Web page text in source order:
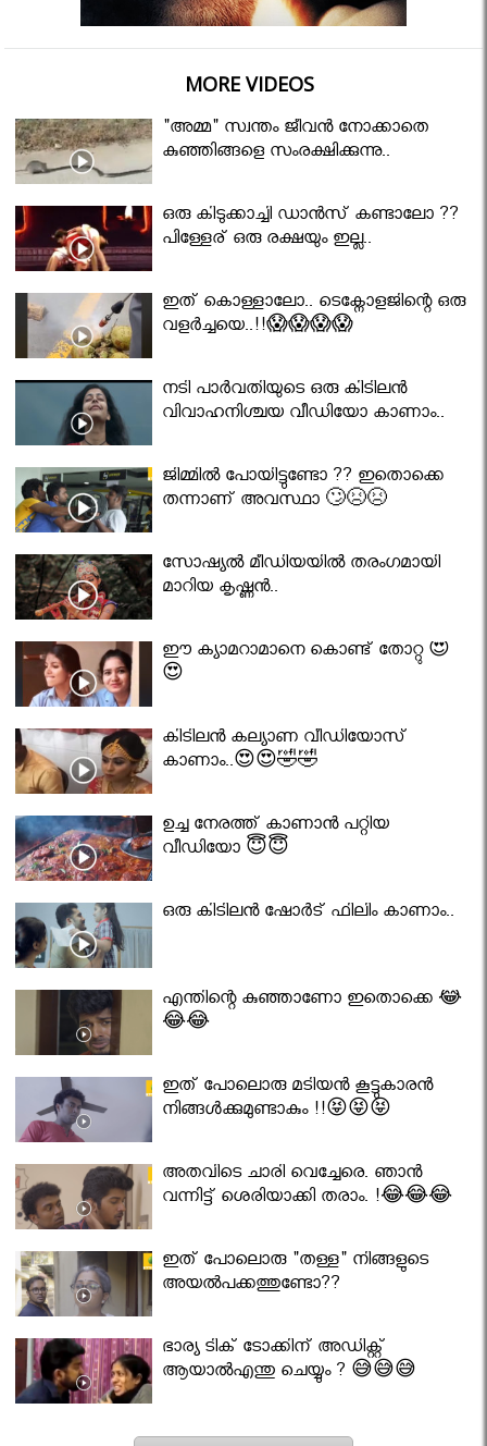
MORE VIDEOS
"അമ്മ" സ്വന്തം ജീവൻ നോക്കാതെ
കുഞ്ഞിങ്ങളെ സംരക്ഷിക്കുന്നു..
ഒരു കിടുക്കാച്ചി ഡാൻസ് കണ്ടാലോ ??
പിള്ളേര് ഒരു രക്ഷയും ഇല്ല..
ഇത് കൊള്ളാലോ.. ടെക്നോളജിന്റെ ഒരു
വളർച്ചയെ..!!😱😱😱😱
നടി പാർവതിയുടെ ഒരു കിടിലൻ
വിവാഹനിശ്ചയ വീഡിയോ കാണാം..
ജിമ്മിൽ പോയിട്ടുണ്ടോ ?? ഇതൊക്കെ
തന്നാണ് അവസ്ഥാ 🙄😣😣
സോഷ്യൽ മീഡിയയിൽ തരംഗമായി
മാറിയ കൃഷ്ണൻ..
ഈ ക്യാമറാമാനെ കൊണ്ട് തോറ്റു 😍
😍
കിടിലൻ കല്യാണ വീഡിയോസ്
കാണാം..😍😍🤣🤣
ഉച്ച നേരത്ത് കാണാൻ പറ്റിയ
വീഡിയോ 😇😇
ഒരു കിടിലൻ ഷോർട് ഫിലിം കാണാം..
എന്തിന്റെ കുഞ്ഞാണോ ഇതൊക്കെ 😂
😂😂
ഇത് പോലൊരു മടിയൻ കൂട്ടുകാരൻ
നിങ്ങൾക്കുമുണ്ടാകും !!😝😝😝
അതവിടെ ചാരി വെച്ചേരെ. ഞാൻ
വന്നിട്ട് ശെരിയാക്കി തരാം. !😂😂😂
ഇത് പോലൊരു "തള്ള" നിങ്ങളുടെ
അയല്‍പക്കത്തുണ്ടോ??
ഭാര്യ ടിക് ടോക്കിന് അഡിക്റ്റ്
ആയാൽഎന്തു ചെയ്യും ? 😅😅😅